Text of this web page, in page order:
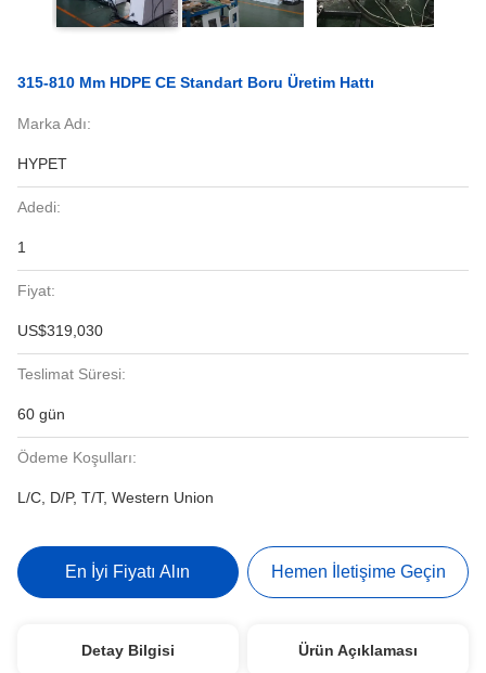
315-810 Mm HDPE CE Standart Boru Üretim Hattı
Marka Adı:
HYPET
Adedi:
1
Fiyat:
US$319,030
Teslimat Süresi:
60 gün
Ödeme Koşulları:
L/C, D/P, T/T, Western Union
En İyi Fiyatı Alın Hemen İletişime Geçin
Detay Bilgisi Ürün Açıklaması